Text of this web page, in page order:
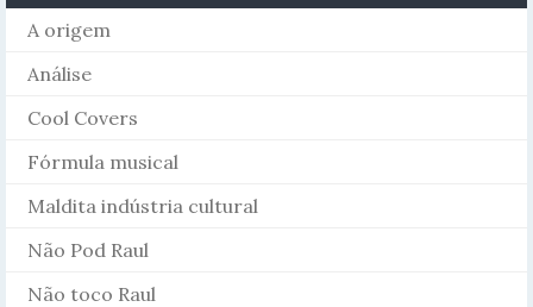
A origem
Análise
Cool Covers
Fórmula musical
Maldita indústria cultural
Não Pod Raul
Não toco Raul